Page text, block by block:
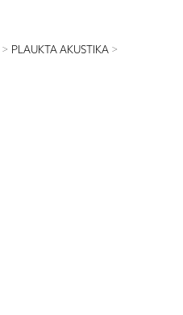
> PLAUKTA AKUSTIKA >